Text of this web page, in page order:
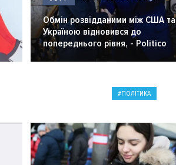
Обмін розвідданими між США та
Україною відновився до
попереднього рівня, - Politico
ПОЛІТИКА